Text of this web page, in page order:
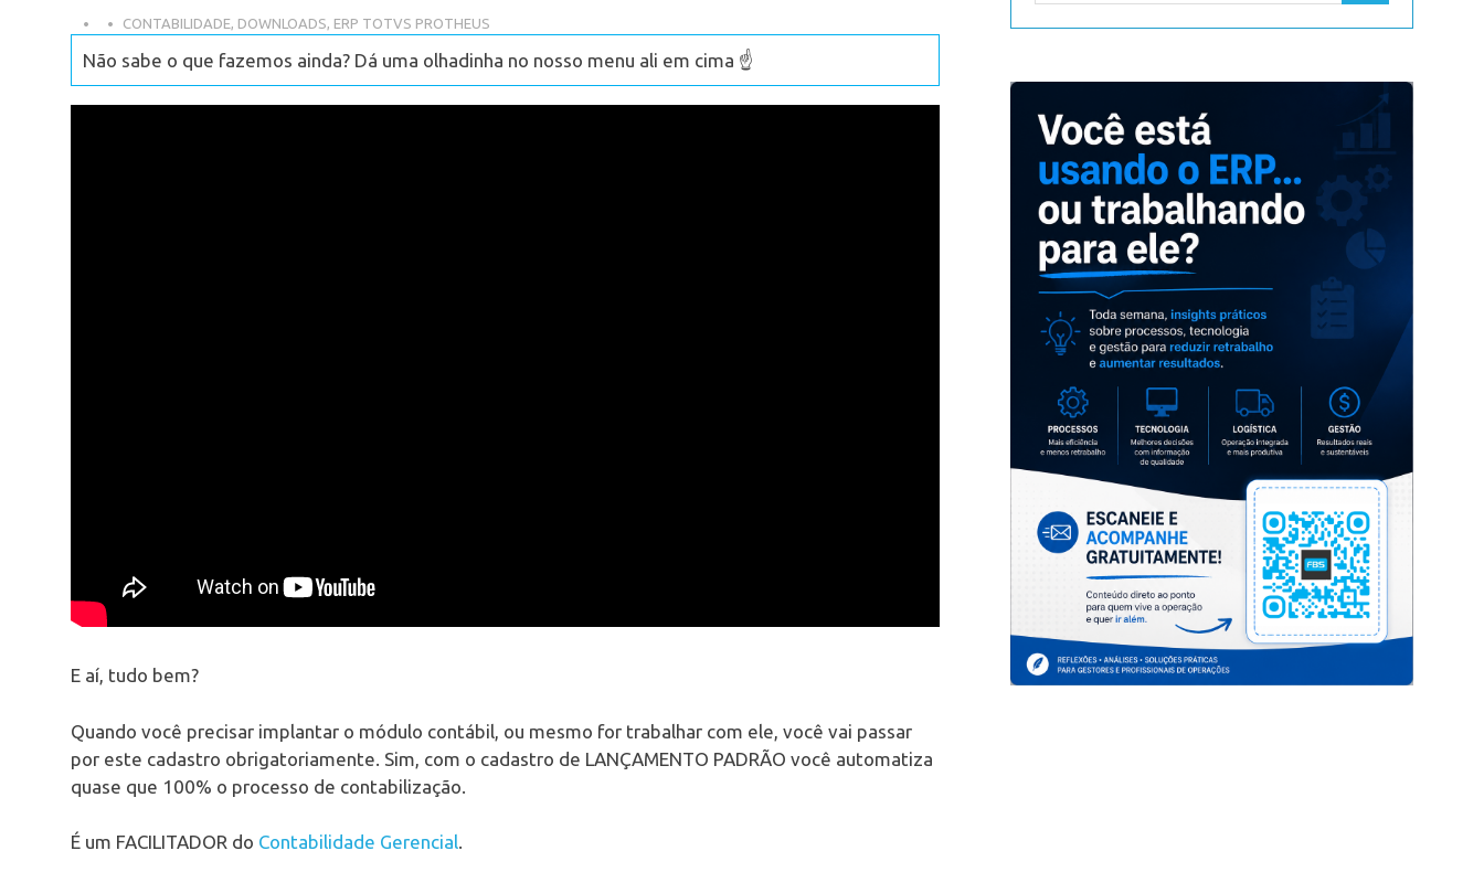
CONTABILIDADE, DOWNLOADS ERP TOTVS PROTHEUS
Não sabe o que fazemos ainda? Dá uma olhadinha no nosso menu ali em cima ☝️
E aí, tudo bem?
Quando você precisar implantar o módulo contábil, ou mesmo for trabalhar com ele, você vai passar
por este cadastro obrigatoriamente. Sim, com o cadastro de LANÇAMENTO PADRÃO você automatiza
quase que 100% o processo de contabilização.
É um FACILITADOR do Contabilidade Gerencial.